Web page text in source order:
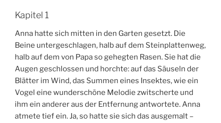
Kapitel 1
Anna hatte sich mitten in den Garten gesetzt. Die
Beine untergeschlagen, halb auf dem Steinplattenweg,
halb auf dem von Papa so gehegten Rasen. Sie hat die
Augen geschlossen und horchte: auf das Säuseln der
Blätter im Wind, das Summen eines Insektes, wie ein
Vogel eine wunderschöne Melodie zwitscherte und
ihm ein anderer aus der Entfernung antwortete. Anna
atmete tief ein. Ja, so hatte sie sich das ausgemalt –